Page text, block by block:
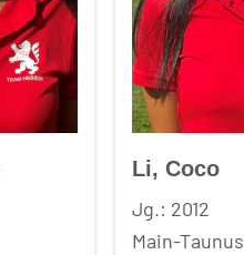
Li, Coco
Jg.: 2012
Main-Taunus